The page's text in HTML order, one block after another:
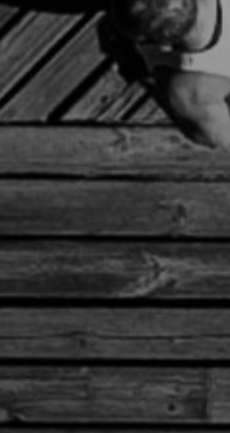
Νικητές όλων των Γύρων Λίμνης
Ομαδικές / Εταιρικές συμμετοχές
ΑΚΟΛΟΥΘΗΣΤΕ ΜΑΣ
Facebook
ΕΠΙΚΟΙΝΩΝΙΑ
26516 07404
Email:
info@ioanninalakerun.gr